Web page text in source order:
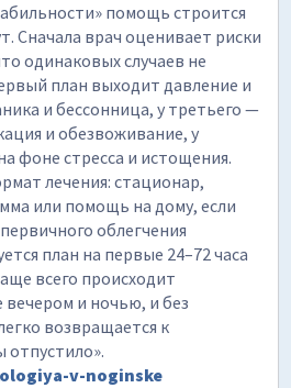
помощь строится
Сначала врач оценивает риски
одинаковых случаев не
план выходит давление и
и бессонница, у третьего —
и обезвоживание, у
фоне стресса и истощения.
лечения: стационар,
или помощь на дому, если
облегчения
план на первые 24–72 часа
всего происходит
и ночью, и без
возвращается к
v-noginske